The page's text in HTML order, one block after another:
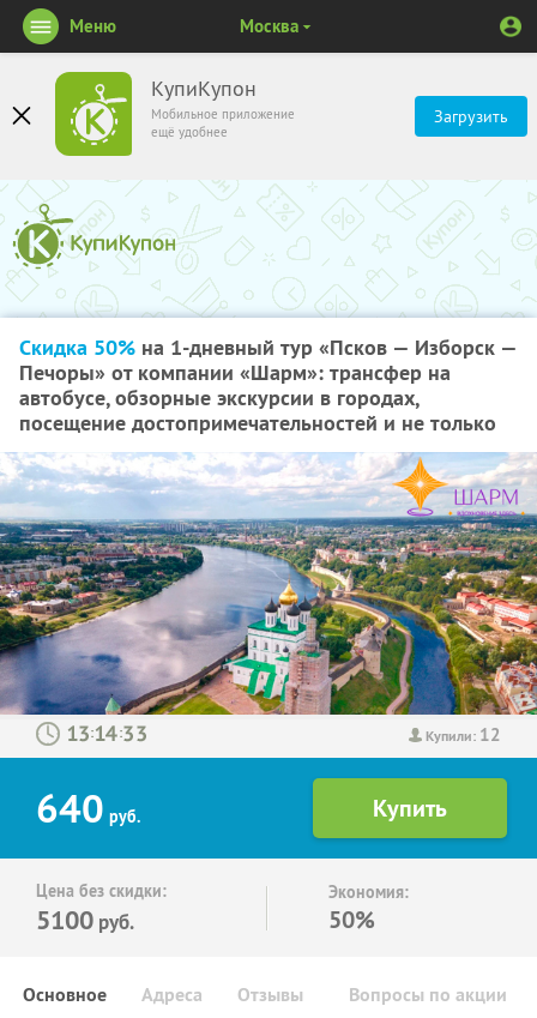
КупиКупон
Мобильное приложение
ещё удобнее
Загрузить
Меню Москва
Скидка 50% на 1-дневный тур «Псков — Изборск —
Печоры» от компании «Шарм»: трансфер на
автобусе, обзорные экскурсии в городах,
посещение достопримечательностей и не только
Купили: 12
: :
640 руб.
Цена без скидки:
5100 руб.
Экономия:
50%
Основное Отзывы Вопросы по акции
Адреса